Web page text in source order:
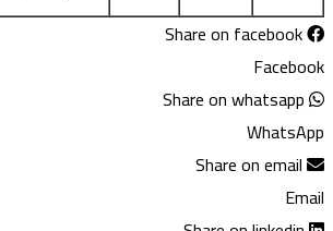
Share on facebook
Facebook
Share on whatsapp
WhatsApp
Share on email
Email